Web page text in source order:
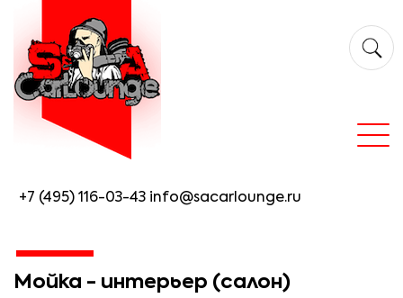
+7 (495) 116-03-43 info@sacarlounge.ru
Мойка - интерьер (салон)